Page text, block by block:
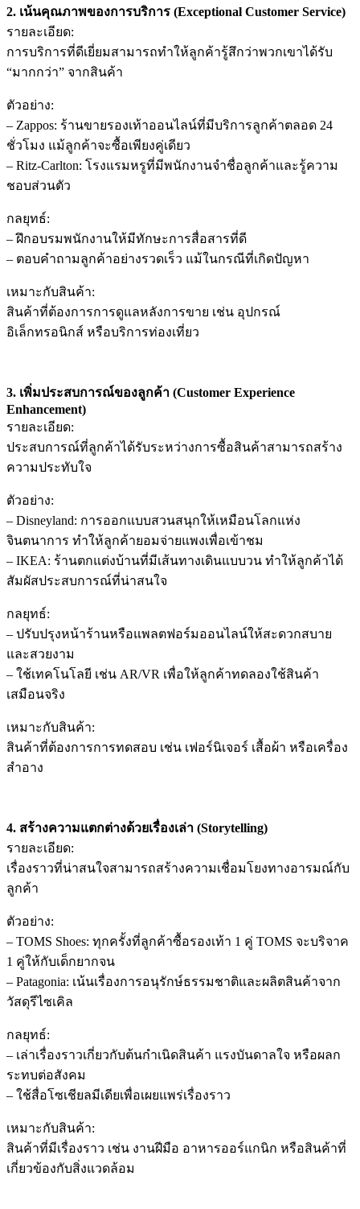
2. เน้นคุณภาพของการบริการ (Exceptional Customer Service)
รายละเอียด:
การบริการที่ดีเยี่ยมสามารถทำให้ลูกค้ารู้สึกว่าพวกเขาได้รับ
“มากกว่า” จากสินค้า
ตัวอย่าง:
– Zappos: ร้านขายรองเท้าออนไลน์ที่มีบริการลูกค้าตลอด 24
ชั่วโมง แม้ลูกค้าจะซื้อเพียงคู่เดียว
– Ritz-Carlton: โรงแรมหรูที่มีพนักงานจำชื่อลูกค้าและรู้ความ
ชอบส่วนตัว
กลยุทธ์:
– ฝึกอบรมพนักงานให้มีทักษะการสื่อสารที่ดี
– ตอบคำถามลูกค้าอย่างรวดเร็ว แม้ในกรณีที่เกิดปัญหา
เหมาะกับสินค้า:
สินค้าที่ต้องการการดูแลหลังการขาย เช่น อุปกรณ์
อิเล็กทรอนิกส์ หรือบริการท่องเที่ยว
3. เพิ่มประสบการณ์ของลูกค้า (Customer Experience
Enhancement)
รายละเอียด:
ประสบการณ์ที่ลูกค้าได้รับระหว่างการซื้อสินค้าสามารถสร้าง
ความประทับใจ
ตัวอย่าง:
– Disneyland: การออกแบบสวนสนุกให้เหมือนโลกแห่ง
จินตนาการ ทำให้ลูกค้ายอมจ่ายแพงเพื่อเข้าชม
– IKEA: ร้านตกแต่งบ้านที่มีเส้นทางเดินแบบวน ทำให้ลูกค้าได้
สัมผัสประสบการณ์ที่น่าสนใจ
กลยุทธ์:
– ปรับปรุงหน้าร้านหรือแพลตฟอร์มออนไลน์ให้สะดวกสบาย
และสวยงาม
– ใช้เทคโนโลยี เช่น AR/VR เพื่อให้ลูกค้าทดลองใช้สินค้า
เสมือนจริง
เหมาะกับสินค้า:
สินค้าที่ต้องการการทดสอบ เช่น เฟอร์นิเจอร์ เสื้อผ้า หรือเครื่อง
สำอาง
4. สร้างความแตกต่างด้วยเรื่องเล่า (Storytelling)
รายละเอียด:
เรื่องราวที่น่าสนใจสามารถสร้างความเชื่อมโยงทางอารมณ์กับ
ลูกค้า
ตัวอย่าง:
– TOMS Shoes: ทุกครั้งที่ลูกค้าซื้อรองเท้า 1 คู่ TOMS จะบริจาค
1 คู่ให้กับเด็กยากจน
– Patagonia: เน้นเรื่องการอนุรักษ์ธรรมชาติและผลิตสินค้าจาก
วัสดุรีไซเคิล
กลยุทธ์:
– เล่าเรื่องราวเกี่ยวกับต้นกำเนิดสินค้า แรงบันดาลใจ หรือผลก
ระทบต่อสังคม
– ใช้สื่อโซเชียลมีเดียเพื่อเผยแพร่เรื่องราว
เหมาะกับสินค้า:
สินค้าที่มีเรื่องราว เช่น งานฝีมือ อาหารออร์แกนิก หรือสินค้าที่
เกี่ยวข้องกับสิ่งแวดล้อม